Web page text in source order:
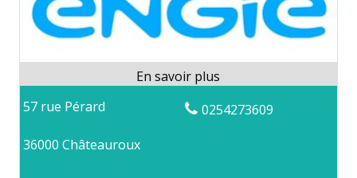
57 rue Pérard
36000 Châteauroux
0254273609